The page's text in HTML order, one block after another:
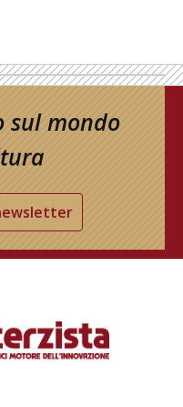
sul mondo